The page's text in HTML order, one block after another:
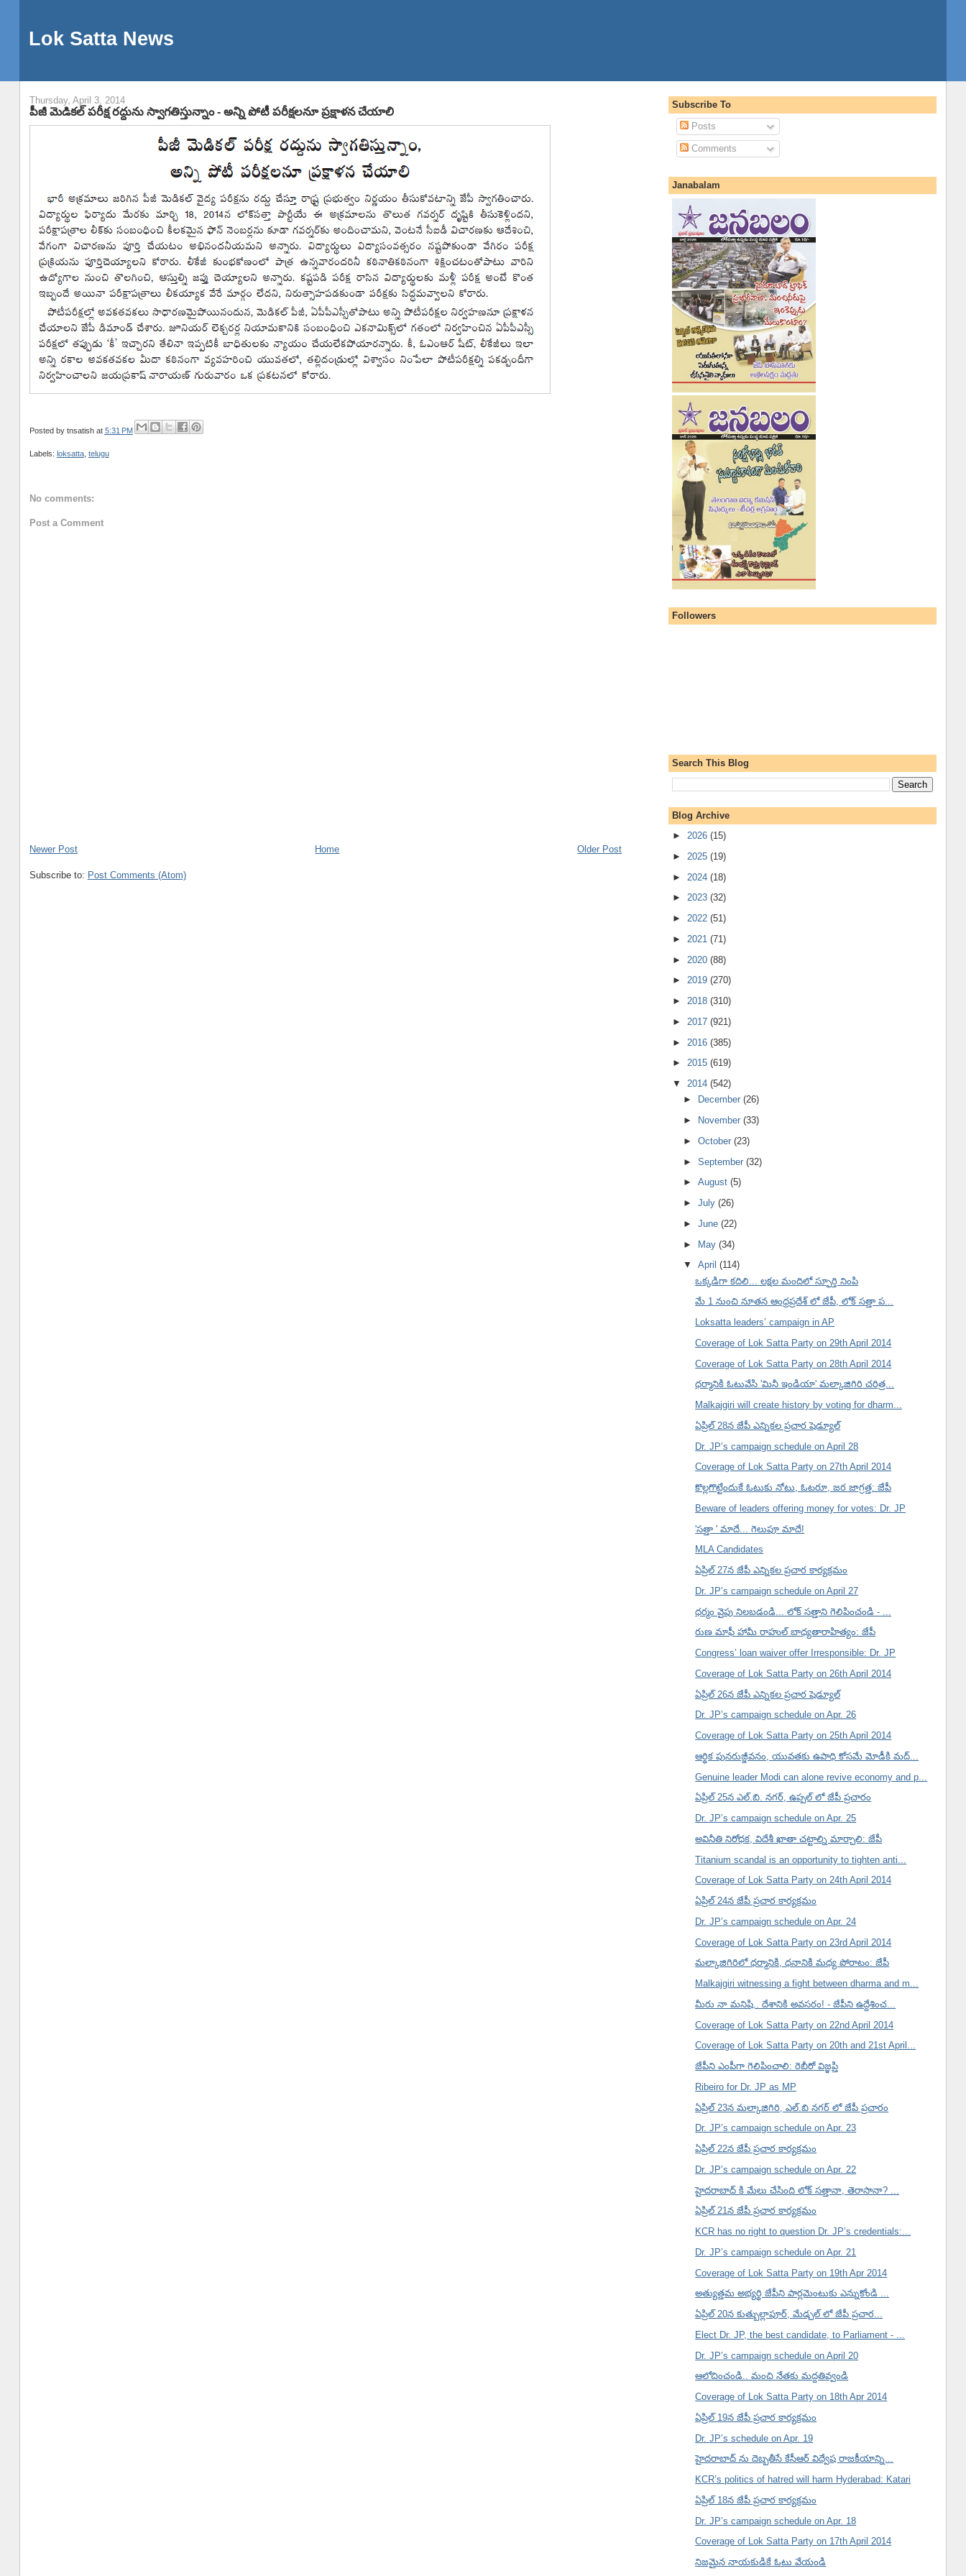
Lok Satta News
Thursday, April 3, 2014
పీజీ మెడికల్ పరీక్ష రద్దును స్వాగతిస్తున్నాం - అన్ని పోటీ పరీక్షలనూ ప్రక్షాళన చేయాలి
Posted by tnsatish at 5:31 PM
Labels: loksatta, telugu
No comments:
Post a Comment
Newer Post Older Post
Home
Subscribe to: Post Comments (Atom)
Subscribe To
Posts
Comments
Janabalam
Followers
Search This Blog
Blog Archive
► 2026 (15)
► 2025 (19)
► 2024 (18)
► 2023 (32)
► 2022 (51)
► 2021 (71)
► 2020 (88)
► 2019 (270)
► 2018 (310)
► 2017 (921)
► 2016 (385)
► 2015 (619)
▼ 2014 (542)
►
December(26)
►
November(33)
►October(23)
►September(32)
►August(5)
►July(26)
►June(22)
► May(34)
▼April(114)
ఒక్కడిగా కదిలి... లక్షల మందిలో స్ఫూర్తి నింపి
మే 1 నుంచి నూతన ఆంధ్రప్రదేశ్ లో జేపీ, లోక్ సత్తా ప...
Loksatta leaders’ campaign in AP
Coverage of Lok Satta Party on 29th April 2014
Coverage of Lok Satta Party on 28th April 2014
ధర్మానికి ఓటువేసి 'మినీ ఇండియా' మల్కాజిగిరి చరిత్ర...
Malkajgiri will create history by voting for dharm...
ఏప్రిల్ 28న జేపీ ఎన్నికల ప్రచార షెడ్యూల్
Dr. JP’s campaign schedule on April 28
Coverage of Lok Satta Party on 27th April 2014
కొల్లగొట్టేందుకే ఓటుకు నోటు, ఓటరూ, జర జాగ్రత్త: జేపీ
Beware of leaders offering money for votes: Dr. JP
'సత్తా ' మాదే... గెలుపూ మాదే!
MLA Candidates
ఏప్రిల్ 27న జేపీ ఎన్నికల ప్రచార కార్యక్రమం
Dr. JP’s campaign schedule on April 27
ధర్మం వైపు నిలబడండి... లోక్ సత్తాని గెలిపించండి - ...
రుణ మాఫీ హామీ రాహుల్ బాధ్యతారాహిత్యం: జేపీ
Congress’ loan waiver offer Irresponsible: Dr. JP
Coverage of Lok Satta Party on 26th April 2014
ఏప్రిల్ 26న జేపీ ఎన్నికల ప్రచార షెడ్యూల్
Dr. JP’s campaign schedule on Apr. 26
Coverage of Lok Satta Party on 25th April 2014
ఆర్థిక పునరుజ్జీవనం, యువతకు ఉపాధి కోసమే మోడీకి మద్...
Genuine leader Modi can alone revive economy and p...
ఏప్రిల్ 25న ఎల్.బి. నగర్, ఉప్పల్ లో జేపీ ప్రచారం
Dr. JP’s campaign schedule on Apr. 25
అవినీతి నిరోధక, విదేశీ ఖాతా చట్టాల్ని మార్చాలి: జేపీ
Titanium scandal is an opportunity to tighten anti...
Coverage of Lok Satta Party on 24th April 2014
ఏప్రిల్ 24న జేపీ ప్రచార కార్యక్రమం
Dr. JP’s campaign schedule on Apr. 24
Coverage of Lok Satta Party on 23rd April 2014
మల్కాజిగిరిలో ధర్మానికి, ధనానికి మధ్య పోరాటం: జేపీ
Malkajgiri witnessing a fight between dharma and m...
మీరు నా మనిషి.. దేశానికి అవసరం! - జేపీని ఉద్దేశించ...
Coverage of Lok Satta Party on 22nd April 2014
Coverage of Lok Satta Party on 20th and 21st April...
జేపీని ఎంపీగా గెలిపించాలి: రెబీరో విజ్ఞప్తి
Ribeiro for Dr. JP as MP
ఏప్రిల్ 23న మల్కాజిగిరి, ఎల్.బి నగర్ లో జేపీ ప్రచారం
Dr. JP’s campaign schedule on Apr. 23
ఏప్రిల్ 22న జేపీ ప్రచార కార్యక్రమం
Dr. JP’s campaign schedule on Apr. 22
హైదరాబాద్ కి మేలు చేసింది లోక్ సత్తానా, తెరాసానా? ...
ఏప్రిల్ 21న జేపీ ప్రచార కార్యక్రమం
KCR has no right to question Dr. JP’s credentials:...
Dr. JP’s campaign schedule on Apr. 21
Coverage of Lok Satta Party on 19th Apr 2014
అత్యుత్తమ అభ్యర్థి జేపీని పార్లమెంటుకు ఎన్నుకోండి ...
ఏప్రిల్ 20న కుత్బుల్లాపూర్, మేడ్చల్ లో జేపీ ప్రచార...
Elect Dr. JP, the best candidate, to Parliament - ...
Dr. JP’s campaign schedule on April 20
ఆలోచించండి.. మంచి నేతకు మద్దతివ్వండి
Coverage of Lok Satta Party on 18th Apr 2014
ఏప్రిల్ 19న జేపీ ప్రచార కార్యక్రమం
Dr. JP’s schedule on Apr. 19
హైదరాబాద్ ను దెబ్బతీసే కేసీఆర్ విద్వేష రాజకీయాన్ని...
KCR’s politics of hatred will harm Hyderabad: Katari
ఏప్రిల్ 18న జేపీ ప్రచార కార్యక్రమం
Dr. JP’s campaign schedule on Apr. 18
Coverage of Lok Satta Party on 17th April 2014
నిజమైన నాయకుడికే ఓటు వేయండి